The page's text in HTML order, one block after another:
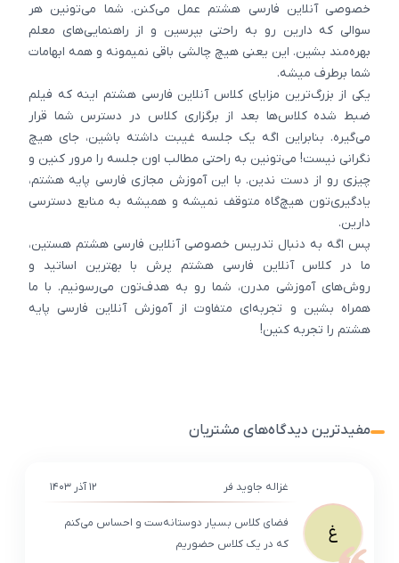
خصوصی آنلاین فارسی هشتم عمل می‌کنن. شما می‌تونین هر
سوالی که دارین رو به راحتی بپرسین و از راهنمایی‌های معلم
بهره‌مند بشین. این یعنی هیچ چالشی باقی نمیمونه و همه‌ ابهامات
شما برطرف میشه.
یکی از بزرگ‌ترین مزایای کلاس آنلاین فارسی هشتم اینه که فیلم
ضبط شده کلاس‌ها بعد از برگزاری کلاس در دسترس شما قرار
می‌گیره. بنابراین اگه یک جلسه غیبت داشته باشین، جای هیچ
نگرانی نیست! می‌تونین به راحتی مطالب اون جلسه را مرور کنین و
چیزی رو از دست ندین. با این آموزش مجازی فارسی پایه هشتم،
یادگیری‌تون هیچ‌گاه متوقف نمیشه و همیشه به منابع دسترسی
دارین.
پس اگه به دنبال تدریس خصوصی آنلاین فارسی هشتم هستین،
ما در کلاس آنلاین فارسی هشتم پرش با بهترین اساتید و
روش‌های آموزشی مدرن، شما رو به هدف‌تون می‌رسونیم. با ما
همراه بشین و تجربه‌ای متفاوت از آموزش آنلاین فارسی پایه
هشتم را تجربه کنین!
مفیدترین دیدگاه‌های مشتریان
غ
غزاله جاوید فر ۱۲ آذر ۱۴۰۳
فضای کلاس بسیار دوستانه‌ست و احساس می‌کنم
که در یک کلاس حضوریم